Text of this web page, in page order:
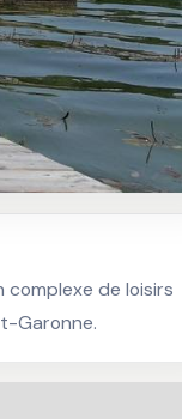
complexe de loisirs
Garonne.